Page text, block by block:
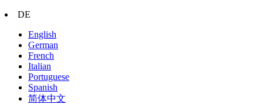
DE
English
German
French
Italian
Portuguese
Spanish
简体中文